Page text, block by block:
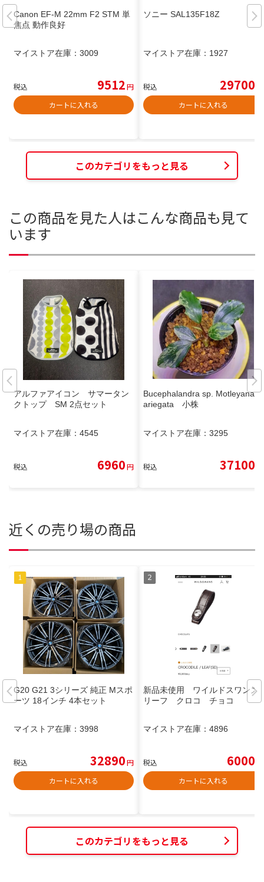
Canon EF-M 22mm F2 STM 単
焦点 動作良好
マイストア在庫： 3009
税込 9512円
カートに入れる
ソニー SAL135F18Z
マイストア在庫： 1927
税込 29700
カートに入れる
このカテゴリをもっと見る
この商品を見た人はこんな商品も見て
います
アルファアイコン サマータン
クトップ SM 2点セット
マイストア在庫： 4545
税込 6960円
Bucephalandra sp. Motleyana V
ariegata 小株
マイストア在庫： 3295
税込 37100
近くの売り場の商品
G20 G21 3シリーズ 純正 Mスポ
ーツ 18インチ 4本セット
マイストア在庫： 3998
税込 32890円
カートに入れる
新品未使用 ワイルドスワンズ
リーフ クロコ チョコ
マイストア在庫： 4896
税込 6000
カートに入れる
このカテゴリをもっと見る